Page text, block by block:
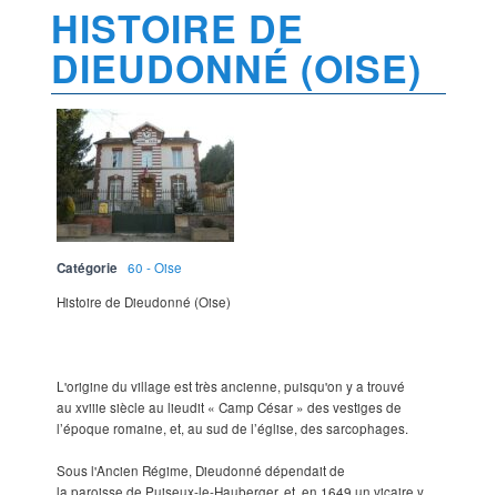
HISTOIRE DE
DIEUDONNÉ (OISE)
Catégorie
60 - Oise
Histoire de Dieudonné (Oise)
L'origine du village est très ancienne, puisqu'on y a trouvé
au xviiie siècle au lieudit « Camp César » des vestiges de
l’époque romaine, et, au sud de l’église, des sarcophages.
Sous l'Ancien Régime, Dieudonné dépendait de